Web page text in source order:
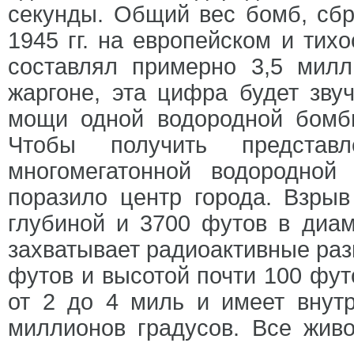
секунды. Общий вес бомб,
1945 гг. на европейском и
составлял примерно 3,5
жаргоне, эта цифра будет
мощи одной водородной
Чтобы получить
многомегатонной
поразило центр города.
глубиной и 3700 футов в
захватывает радиоактивные
футов и высотой почти 100
от 2 до 4 миль и имеет
миллионов градусов. Все